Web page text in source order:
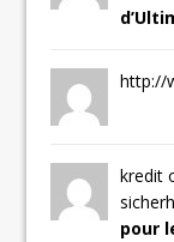
http://
kredit
pour